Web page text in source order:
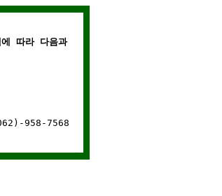
따라 다음과 같은 경우에는 웹사이트 연결이 차단
958-7568